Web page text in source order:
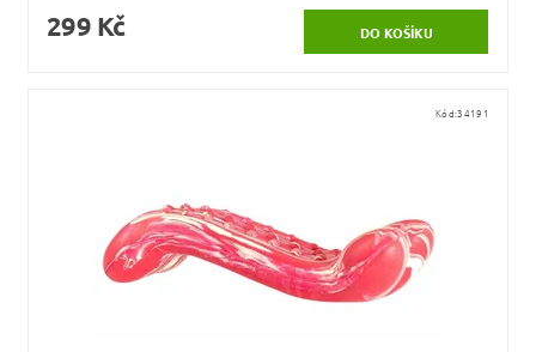
299 Kč
Kód:34191